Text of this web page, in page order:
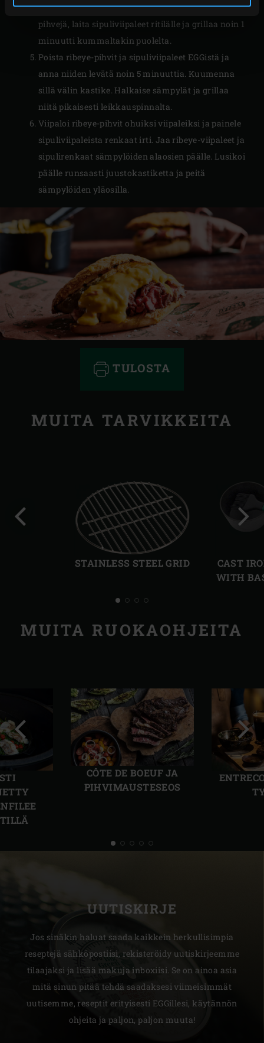
sisälämpömittarilla. Samalla kun grillaat ribeye-
pihvejä, laita sipuliviipaleet ritilälle ja grillaa noin 1
minuutti kummaltakin puolelta.
Poista ribeye-pihvit ja sipuliviipaleet EGGistä ja
anna niiden levätä noin 5 minuuttia. Kuumenna
sillä välin kastike. Halkaise sämpylät ja grillaa
niitä pikaisesti leikkauspinnalta.
Viipaloi ribeye-pihvit ohuiksi viipaleiksi ja painele
sipuliviipaleista renkaat irti. Jaa ribeye-viipaleet ja
sipulirenkaat sämpylöiden alaosien päälle. Lusikoi
päälle runsaasti juustokastiketta ja peitä
sämpylöiden yläosilla.
TULOSTA
MUITA TARVIKKEITA
STAINLESS STEEL GRID
CAST
WITH
MUITA RUOKAOHJEITA
CÔTE DE BOEUF JA
PIHVIMAUSTESEOS
Edellinen
dia
UUTISKIRJE
Jos sinäkin haluat saada kaikkein herkullisimpia
reseptejä sähköpostiisi, rekisteröidy uutiskirjeemme
tilaajaksi ja lisää makuja inboxiisi. Se on ainoa asia
mitä sinun pitää tehdä saadaksesi viimeisimmät
uutisemme, reseptit erityisesti EGGillesi, käytännön
ohjeita ja paljon, paljon muuta!